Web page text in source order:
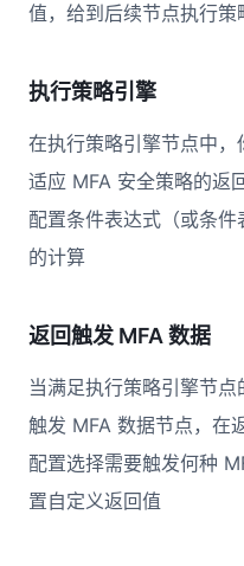
值，给到后续节点执行策
执行策略引擎
在执行策略引擎节点中
适应 MFA 安全策略的返
配置条件表达式（或条
的计算
返回触发 MFA 数据
当满足执行策略引擎节
触发 MFA 数据节点，在
配置选择需要触发何种
置自定义返回值